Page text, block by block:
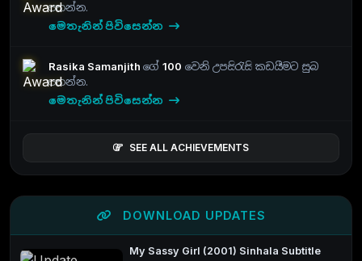
පතන්න.
මෙතැනින් පිවිසෙන්න
Rasika Samanjith ගේ 100 වෙනි උපසිරැසි කඩයීමට සුබ
පතන්න.
මෙතැනින් පිවිසෙන්න
SEE ALL ACHIEVEMENTS
DOWNLOAD UPDATES
My Sassy Girl (2001) Sinhala Subtitle